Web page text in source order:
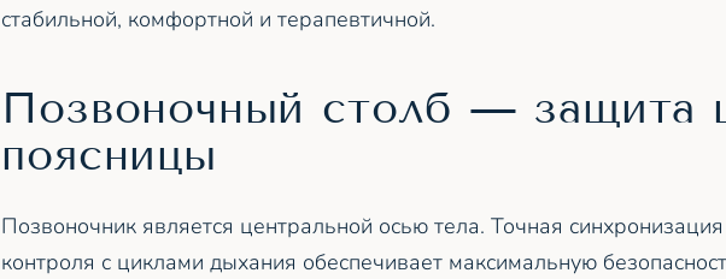
стабильной, комфортной и терапевтичной.
Позвоночный столб — защита
поясницы
Позвоночник является центральной осью тела. Точная
контроля с циклами дыхания обеспечивает максимальную